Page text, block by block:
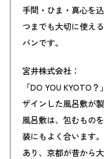
手間・ひま・真心を
つまでも大切に使え
バンです。
宮井株式会社：
「DO YOU KYOTO
ザインした風呂敷が
風呂敷は、包むもの
装にもよく合います
あり、京都が昔から